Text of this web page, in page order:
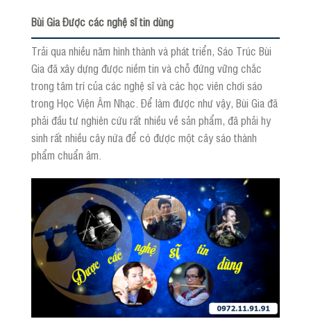
Bùi Gia Được các nghệ sĩ tin dùng
Trải qua nhiều năm hình thành và phát triển, Sáo Trúc Bùi
Gia đã xây dựng được niềm tin và chỗ đứng vững chắc
trong tâm trí của các nghệ sĩ và các học viên chơi sáo
trong Học Viện Âm Nhạc. Để làm được như vậy, Bùi Gia đã
phải đầu tư nghiên cứu rất nhiều về sản phẩm, đã phải hy
sinh rất nhiều cây nứa để có được một cây sáo thành
phẩm chuẩn âm.